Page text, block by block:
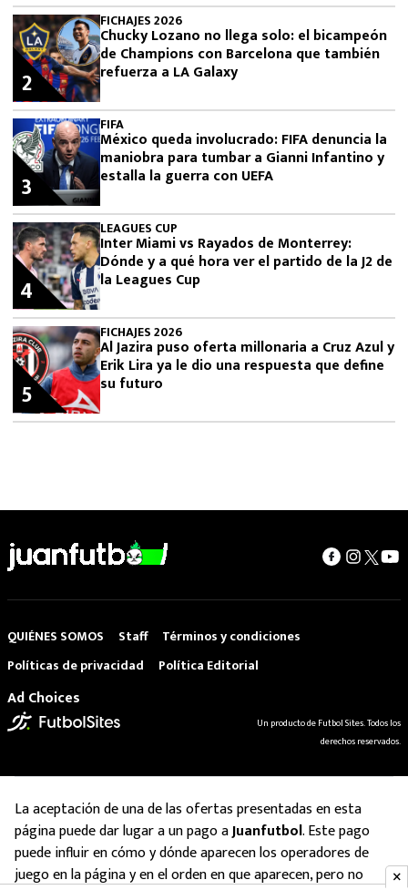
FICHAJES 2026
Chucky Lozano no llega solo: el bicampeón
de Champions con Barcelona que también
refuerza a LA Galaxy
2
FIFA
México queda involucrado: FIFA denuncia la
maniobra para tumbar a Gianni Infantino y
estalla la guerra con UEFA
3
LEAGUES CUP
Inter Miami vs Rayados de Monterrey:
Dónde y a qué hora ver el partido de la J2 de
la Leagues Cup
4
FICHAJES 2026
Al Jazira puso oferta millonaria a Cruz Azul y
Erik Lira ya le dio una respuesta que define
su futuro
5
QUIÉNES SOMOS Staff
Términos y condiciones
Políticas de privacidad
Política Editorial
Ad Choices
Un producto de Futbol Sites. Todos los
derechos reservados.
La aceptación de una de las ofertas presentadas en esta
página puede dar lugar a un pago aJuanfutbol. Este pago
puede influir en cómo y dónde aparecen los operadores de
juego en la página y en el orden en que aparecen, pero no